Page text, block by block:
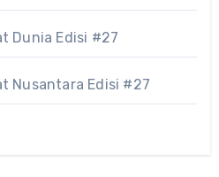
Dunia Edisi #27
Nusantara Edisi #27